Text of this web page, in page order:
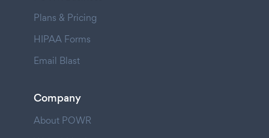
Plans & Pricing
HIPAA Forms
Email Blast
Company
About POWR